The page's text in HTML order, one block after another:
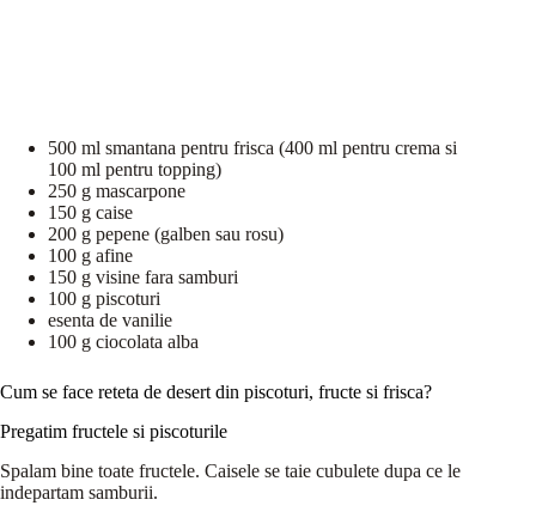
500 ml smantana pentru frisca (400 ml pentru crema si
100 ml pentru topping)
250 g mascarpone
150 g caise
200 g pepene (galben sau rosu)
100 g afine
150 g visine fara samburi
100 g piscoturi
esenta de vanilie
100 g ciocolata alba
Cum se face reteta de desert din piscoturi, fructe si frisca?
Pregatim fructele si piscoturile
Spalam bine toate fructele. Caisele se taie cubulete dupa ce le
indepartam samburii.